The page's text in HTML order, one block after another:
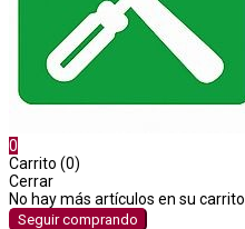
0
Carrito (0)
Cerrar
No hay más artículos en su carrito
Seguir comprando